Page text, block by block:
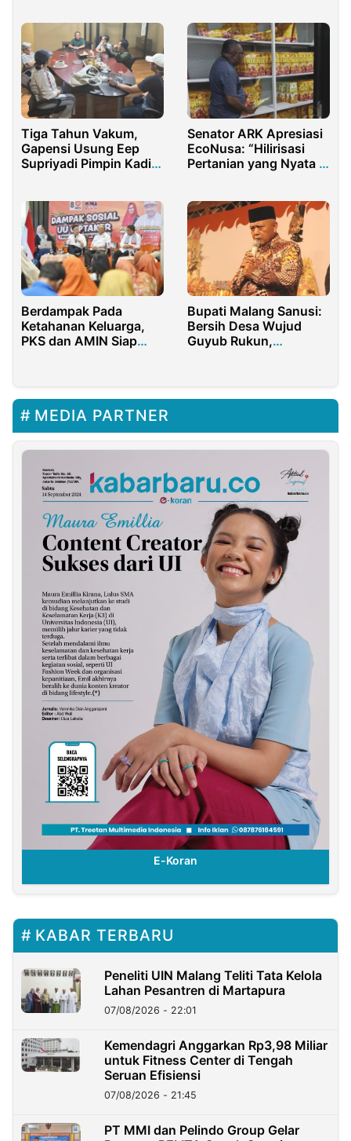
Tiga Tahun Vakum,
Gapensi Usung Eep
Supriyadi Pimpin Kadin
Senator ARK Apresiasi
EcoNusa: “Hilirisasi
Pertanian yang Nyata di
Berdampak Pada
Ketahanan Keluarga,
PKS dan AMIN Siap
Bupati Malang Sanusi:
Bersih Desa Wujud
Guyub Rukun,
MEDIA PARTNER
E-Koran
KABAR TERBARU
Peneliti UIN Malang Teliti Tata Kelola
Lahan Pesantren di Martapura
07/08/2026 - 22:01
Kemendagri Anggarkan Rp3,98 Miliar
untuk Fitness Center di Tengah
Seruan Efisiensi
07/08/2026 - 21:45
PT MMI dan Pelindo Group Gelar